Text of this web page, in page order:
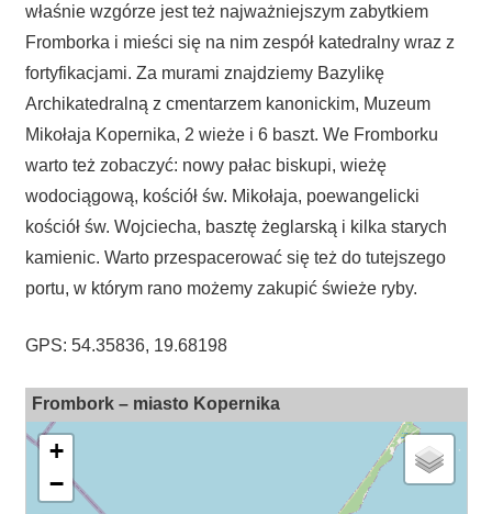
właśnie wzgórze jest też najważniejszym zabytkiem
Fromborka i mieści się na nim zespół katedralny wraz z
fortyfikacjami. Za murami znajdziemy Bazylikę
Archikatedralną z cmentarzem kanonickim, Muzeum
Mikołaja Kopernika, 2 wieże i 6 baszt. We Fromborku
warto też zobaczyć: nowy pałac biskupi, wieżę
wodociągową, kościół św. Mikołaja, poewangelicki
kościół św. Wojciecha, basztę żeglarską i kilka starych
kamienic. Warto przespacerować się też do tutejszego
portu, w którym rano możemy zakupić świeże ryby.
GPS: 54.35836, 19.68198
Frombork – miasto Kopernika
+
−